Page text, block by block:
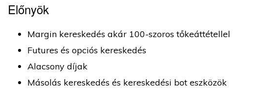
Előnyök
Margin kereskedés akár 100-szoros tőkeáttétellel
Futures és opciós kereskedés
Alacsony díjak
Másolás kereskedés és kereskedési bot eszközök